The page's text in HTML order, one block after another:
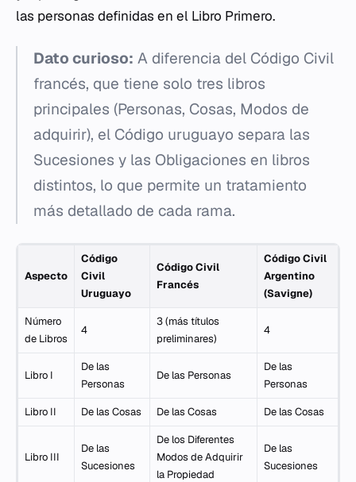
las personas definidas en el Libro Primero.
Dato curioso: A diferencia del Código Civil
francés, que tiene solo tres libros
principales (Personas, Cosas, Modos de
adquirir), el Código uruguayo separa las
Sucesiones y las Obligaciones en libros
distintos, lo que permite un tratamiento
más detallado de cada rama.
Aspecto
Código
Civil
Uruguayo
Código Civil
Francés
Código Civil
Argentino
(Savigne)
Número
de Libros
4
3 (más títulos
preliminares)
4
Libro I
De las
Personas
De las Personas
De las
Personas
Libro II De las Cosas De las Cosas De las Cosas
Libro III
De las
Sucesiones
De los Diferentes
Modos de Adquirir
la Propiedad
De las
Sucesiones